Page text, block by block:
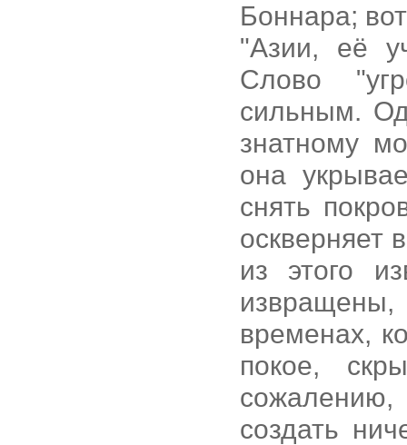
Боннара;
"Азии, её
Слово
сильным.
знатному
она
снять
оскверняет
из этого
временах,
покое,
создать